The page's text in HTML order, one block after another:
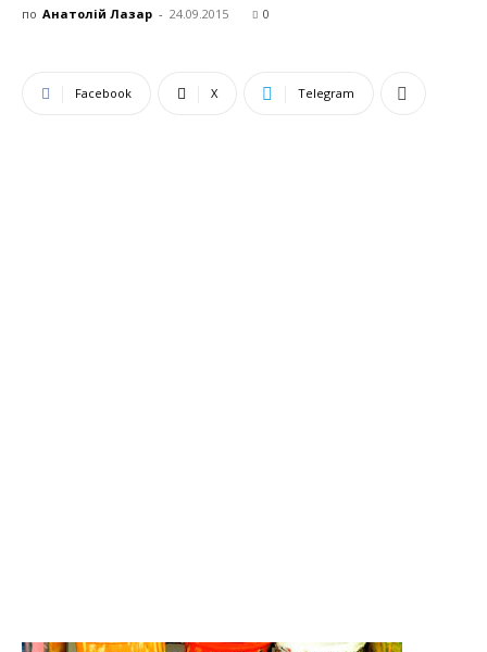
по Анатолій Лазар - 24.09.2015 0
Facebook X Telegram